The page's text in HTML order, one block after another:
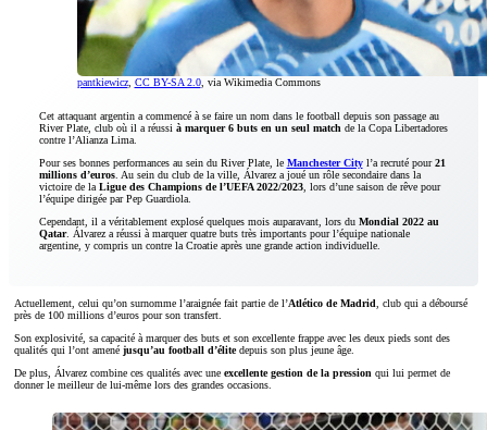
pantkiewicz, CC BY-SA 2.0, via Wikimedia Commons
Cet attaquant argentin a commencé à se faire un nom dans le football depuis son passage au
River Plate, club où il a réussi à marquer 6 buts en un seul match de la Copa Libertadores
contre l’Alianza Lima.
Pour ses bonnes performances au sein du River Plate, le Manchester Cityl’a recruté pour21
millions d’euros. Au sein du club de la ville, Álvarez a joué un rôle secondaire dans la
victoire de la Ligue des Champions de l’UEFA 2022/2023, lors d’une saison de rêve pour
l’équipe dirigée par Pep Guardiola.
Cependant, il a véritablement explosé quelques mois auparavant, lors du Mondial 2022 au
Qatar. Álvarez a réussi à marquer quatre buts très importants pour l’équipe nationale
argentine, y compris un contre la Croatie après une grande action individuelle.
Actuellement, celui qu’on surnomme l’araignée fait partie de l’Atlético de Madrid , club qui a déboursé
près de 100 millions d’euros pour son transfert.
Son explosivité, sa capacité à marquer des buts et son excellente frappe avec les deux pieds sont des
qualités qui l’ont amené jusqu’au football d’élitedepuis son plus jeune âge.
De plus, Álvarez combine ces qualités avec une excellente gestion de la pression qui lui permet de
donner le meilleur de lui-même lors des grandes occasions.